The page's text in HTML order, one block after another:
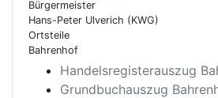
Bürgermeister
Hans-Peter Ulverich (KWG)
Ortsteile
Bahrenhof
Handelsregisterauszug
Grundbuchauszug